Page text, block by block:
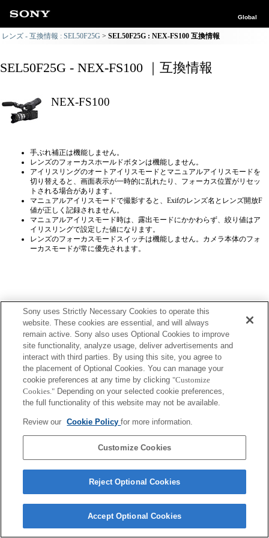
Global
レンズ - 互換情報 : SEL50F25G SEL50F25G : NEX-FS100 互換情報
SEL50F25G - NEX-FS100 ｜互換情報
NEX-FS100
手ぶれ補正は機能しません。
レンズのフォーカスホールドボタンは機能しません。
アイリスリングのオートアイリスモードとマニュアルアイリスモードを
切り替えると、画面表示が一時的に乱れたり、フォーカス位置がリセッ
トされる場合があります。
マニュアルアイリスモードで撮影すると、Exifのレンズ名とレンズ開放F
値が正しく記録されません。
マニュアルアイリスモード時は、露出モードにかかわらず、絞り値はア
イリスリングで設定した値になります。
レンズのフォーカスモードスイッチは機能しません。カメラ本体のフォ
ーカスモードが常に優先されます。
ご利用条件 プライバシーポリシー
Copyright 2026 Sony Corporation
Sony uses Strictly Necessary Cookies to operate this
website. These cookies are essential, and will always
remain active. Sony also uses Optional Cookies to improve
site functionality, analyze usage, deliver advertisements and
interact with third parties. By using this site, you agree to
the placement of Optional Cookies. You can manage your
cookie preferences at any time by clicking "Customize
Cookies." Depending on your selected cookie preferences,
the full functionality of this website may not be available.
Review our Cookie Policyfor more information.
Customize Cookies
Reject Optional Cookies
Accept Optional Cookies